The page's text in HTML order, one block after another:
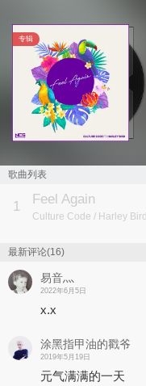
专辑
歌曲列表
1 Feel Again
Culture Code / Harley Bird
最新评论(16)
易音灬
2022年6月5日
x.x
涂黑指甲油的戳爷
2019年5月19日
元气满满的一天